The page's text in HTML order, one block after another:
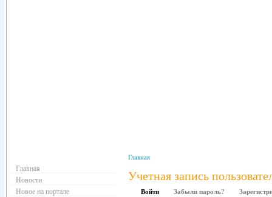
Главная
Учетная запись
Войти Забыли пароль?
Главная
Новости
Новое на портале